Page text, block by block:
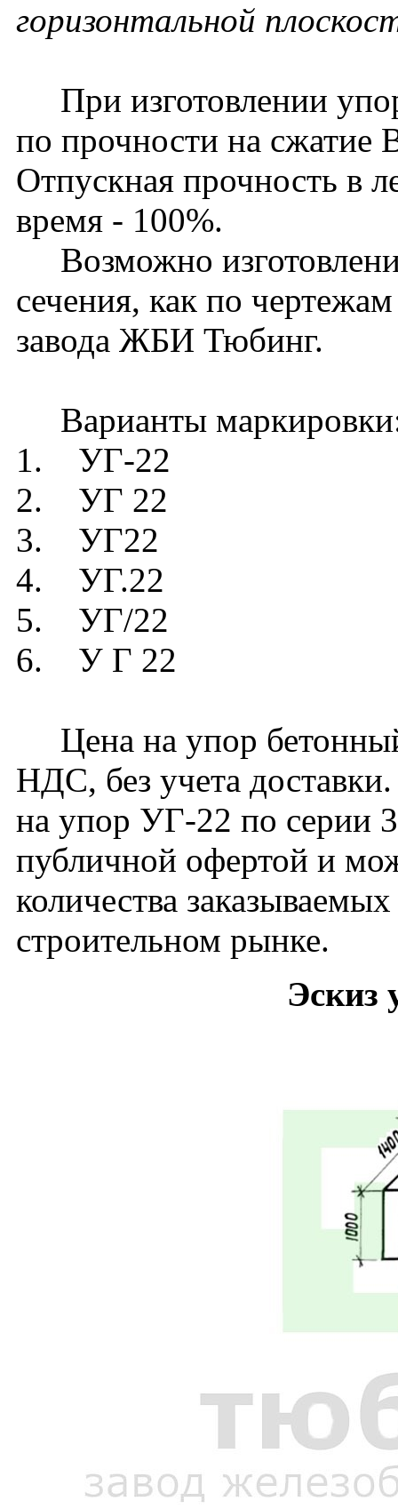
горизонтальной
При изготовлении
по прочности на сжатие
Отпускная прочность в
время - 100%.
Возможно
сечения, как по
завода ЖБИ Тюбинг.
Варианты
1. УГ-22
2. УГ 22
3. УГ22
4. УГ.22
5. УГ/22
6. У Г 22
Цена на упор
НДС, без учета
на упор УГ-22 по серии
публичной офертой и
количества
строительном рынке.
Эскиз